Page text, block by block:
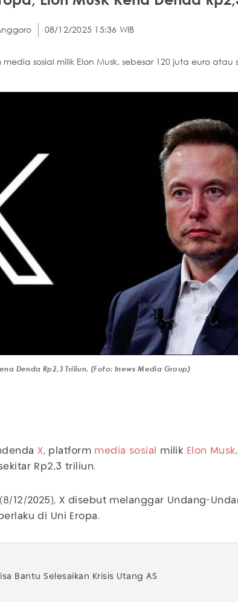
08/12/2025 15:36 WIB
sosial milik Elon Musk, sebesar 120 juta euro atau
Denda Rp2,3 Triliun. (Foto: Inews Media Group)
X, platform media sosial milik Elon Musk,
Rp2,3 triliun.
12/2025), X disebut melanggar Undang-
di Uni Eropa.
Bantu Selesaikan Krisis Utang AS